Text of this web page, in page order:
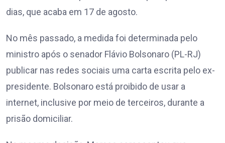
dias, que acaba em 17 de agosto.
No mês passado, a medida foi determinada pelo
ministro após o senador Flávio Bolsonaro (PL-RJ)
publicar nas redes sociais uma carta escrita pelo ex-
presidente. Bolsonaro está proibido de usar a
internet, inclusive por meio de terceiros, durante a
prisão domiciliar.